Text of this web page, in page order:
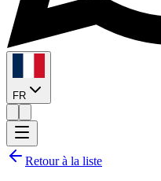
FR
Retour à la liste